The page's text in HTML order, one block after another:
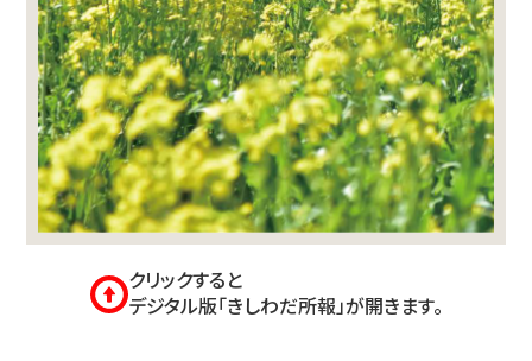
クリックすると
デジタル版「きしわだ所報」が開きます。